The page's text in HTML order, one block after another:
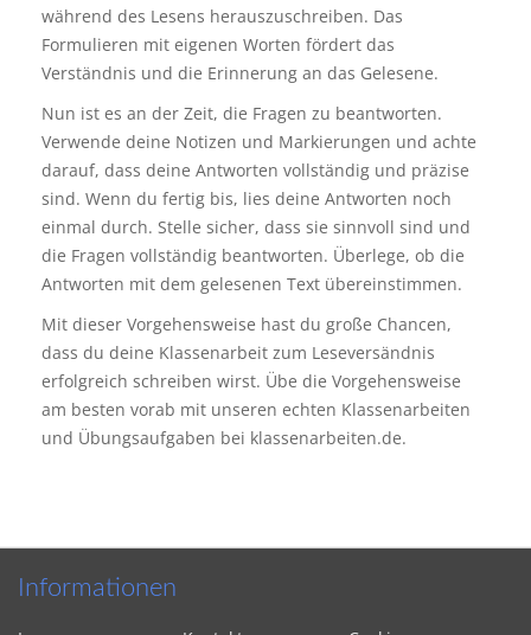
während des Lesens herauszuschreiben. Das
Formulieren mit eigenen Worten fördert das
Verständnis und die Erinnerung an das Gelesene.
Nun ist es an der Zeit, die Fragen zu beantworten.
Verwende deine Notizen und Markierungen und achte
darauf, dass deine Antworten vollständig und präzise
sind. Wenn du fertig bis, lies deine Antworten noch
einmal durch. Stelle sicher, dass sie sinnvoll sind und
die Fragen vollständig beantworten. Überlege, ob die
Antworten mit dem gelesenen Text übereinstimmen.
Mit dieser Vorgehensweise hast du große Chancen,
dass du deine Klassenarbeit zum Leseversändnis
erfolgreich schreiben wirst. Übe die Vorgehensweise
am besten vorab mit unseren echten Klassenarbeiten
und Übungsaufgaben bei klassenarbeiten.de.
Informationen